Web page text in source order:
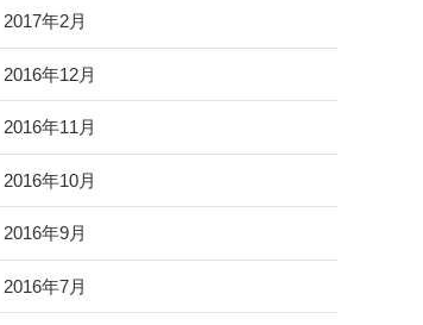
2017年2月
2016年12月
2016年11月
2016年10月
2016年9月
2016年7月